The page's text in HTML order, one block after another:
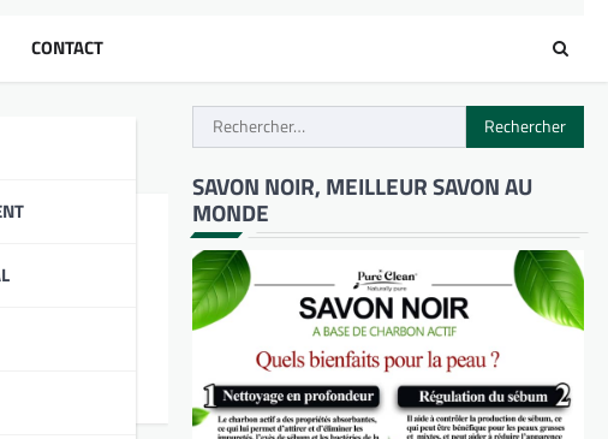
CONTACT
Chemins de
Rechercher :
SAVON NOIR, MEILLEUR SAVON AU
MONDE